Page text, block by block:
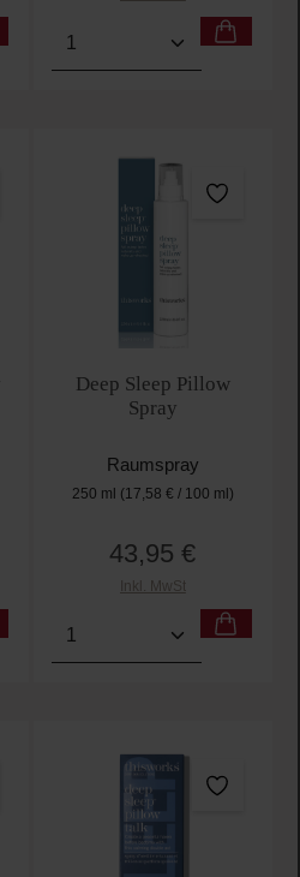
den gewünschten Wert ein
Produkt Anzahl: Gib
den gewünschten Wert ein
Deep Sleep Pillow
Spray
Raumspray
250 ml (17,58 € / 100 ml)
Regulärer Preis:
43,95 €
Inkl. MwSt
Produkt Anzahl: Gib